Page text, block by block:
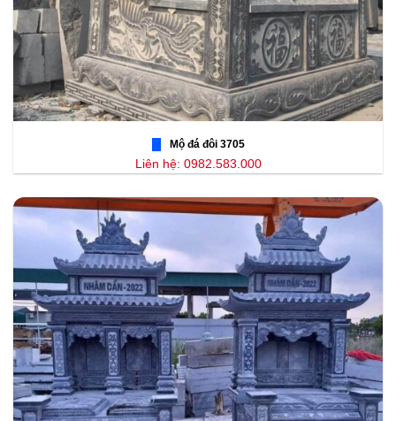
Mộ đá đôi 3705
Liên hệ: 0982.583.000